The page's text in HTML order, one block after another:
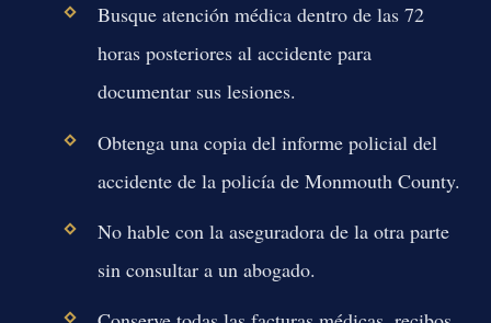
Busque atención médica dentro de las 72
horas posteriores al accidente para
documentar sus lesiones.
Obtenga una copia del informe policial del
accidente de la policía de Monmouth County.
No hable con la aseguradora de la otra parte
sin consultar a un abogado.